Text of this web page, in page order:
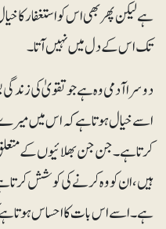
ہے لیکن پھر بھی اس کو استغفار کا
تک اس کے دل میں نہیں آتا۔
دوسرا آدمی وہ ہے جو تقویٰ کی
اسے خیال ہوتا ہے کہ اس میں
کرتا ہے۔ جن جن بھلائیوں کے
ہیں، ان کو وہ کرنے کی کوشش کرتا
ہے۔ اسے اس بات کا احساس ہوتا